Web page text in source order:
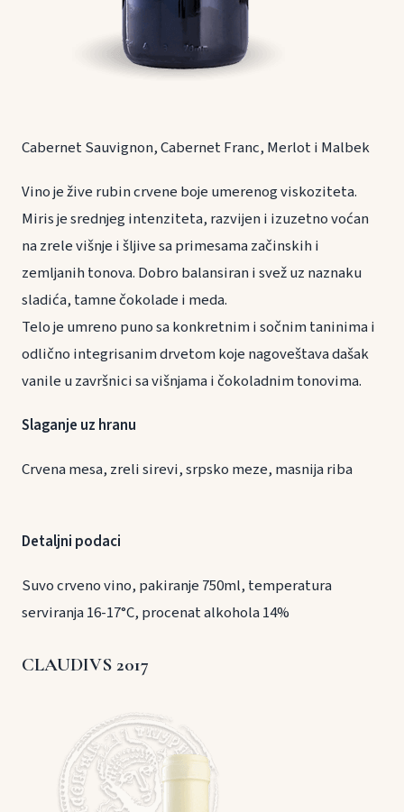
Cabernet Sauvignon, Cabernet Franc, Merlot i Malbek
Vino je žive rubin crvene boje umerenog viskoziteta.
Miris je srednjeg intenziteta, razvijen i izuzetno voćan
na zrele višnje i šljive sa primesama začinskih i
zemljanih tonova. Dobro balansiran i svež uz naznaku
sladića, tamne čokolade i meda.
Telo je umreno puno sa konkretnim i sočnim taninima i
odlično integrisanim drvetom koje nagoveštava dašak
vanile u završnici sa višnjama i čokoladnim tonovima.
Slaganje uz hranu
Crvena mesa, zreli sirevi, srpsko meze, masnija riba
Detaljni podaci
Suvo crveno vino, pakiranje 750ml, temperatura
serviranja 16-17°C, procenat alkohola 14%
CLAUDIVS 2017